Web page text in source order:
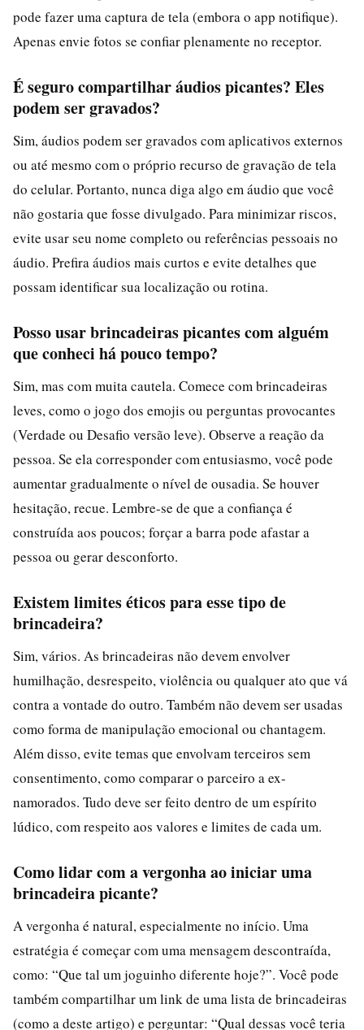
pode fazer uma captura de tela (embora o app notifique).
Apenas envie fotos se confiar plenamente no receptor.
É seguro compartilhar áudios picantes? Eles
podem ser gravados?
Sim, áudios podem ser gravados com aplicativos externos
ou até mesmo com o próprio recurso de gravação de tela
do celular. Portanto, nunca diga algo em áudio que você
não gostaria que fosse divulgado. Para minimizar riscos,
evite usar seu nome completo ou referências pessoais no
áudio. Prefira áudios mais curtos e evite detalhes que
possam identificar sua localização ou rotina.
Posso usar brincadeiras picantes com alguém
que conheci há pouco tempo?
Sim, mas com muita cautela. Comece com brincadeiras
leves, como o jogo dos emojis ou perguntas provocantes
(Verdade ou Desafio versão leve). Observe a reação da
pessoa. Se ela corresponder com entusiasmo, você pode
aumentar gradualmente o nível de ousadia. Se houver
hesitação, recue. Lembre-se de que a confiança é
construída aos poucos; forçar a barra pode afastar a
pessoa ou gerar desconforto.
Existem limites éticos para esse tipo de
brincadeira?
Sim, vários. As brincadeiras não devem envolver
humilhação, desrespeito, violência ou qualquer ato que vá
contra a vontade do outro. Também não devem ser usadas
como forma de manipulação emocional ou chantagem.
Além disso, evite temas que envolvam terceiros sem
consentimento, como comparar o parceiro a ex-
namorados. Tudo deve ser feito dentro de um espírito
lúdico, com respeito aos valores e limites de cada um.
Como lidar com a vergonha ao iniciar uma
brincadeira picante?
A vergonha é natural, especialmente no início. Uma
estratégia é começar com uma mensagem descontraída,
como: “Que tal um joguinho diferente hoje?”. Você pode
também compartilhar um link de uma lista de brincadeiras
(como a deste artigo) e perguntar: “Qual dessas você teria